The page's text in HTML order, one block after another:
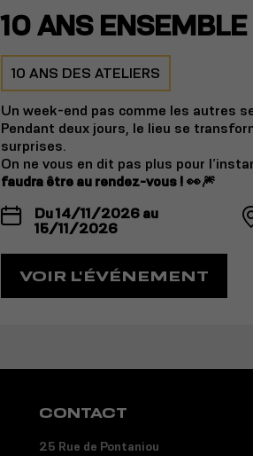
10 ANS ENSEMBLE
10 ANS DES ATELIERS
Un week-end pas comme les autres
Pendant deux jours, le lieu se
surprises.
On ne vous en dit pas plus pour
faudra être au rendez-vous ! 👀🎆
Du 14/11/2026 au
15/11/2026
VOIR L'ÉVÉNEMENT
CONTACT
25 Rue de Pontaniou